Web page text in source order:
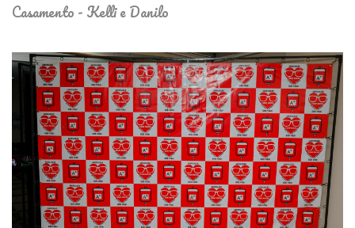
Casamento - Kelli e Danilo